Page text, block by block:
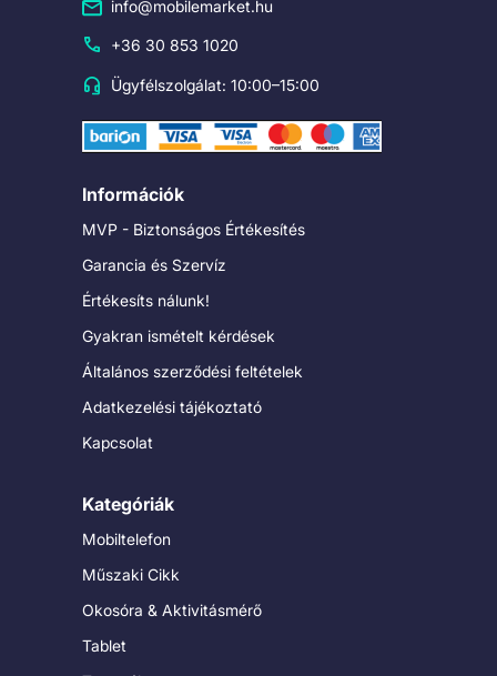
info@mobilemarket.hu
+36 30 853 1020
Ügyfélszolgálat: 10:00–15:00
Információk
MVP - Biztonságos Értékesítés
Garancia és Szervíz
Értékesíts nálunk!
Gyakran ismételt kérdések
Általános szerződési feltételek
Adatkezelési tájékoztató
Kapcsolat
Kategóriák
Mobiltelefon
Műszaki Cikk
Okosóra & Aktivitásmérő
Tablet